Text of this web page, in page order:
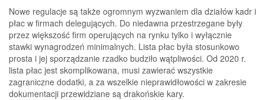
Nowe regulacje są także ogromnym wyzwaniem dla działów kadr i
płac w firmach delegujących. Do niedawna przestrzegane były
przez większość firm operujących na rynku tylko i wyłącznie
stawki wy­nagrodzeń minimalnych. Lista płac była stosunko­wo
prosta i jej sporządzanie rzadko budziło wątpli­wości. Od 2020 r.
lista płac jest skomplikowana, musi zawierać wszystkie
zagraniczne dodatki, a za wszelkie nieprawidłowości w zakresie
dokumenta­cji przewidziane są drakońskie kary.